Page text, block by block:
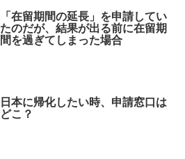
「在留期間の延長」を申請してい
たのだが、結果が出る前に在留期
間を過ぎてしまった場合
日本に帰化したい時、申請窓口は
どこ？